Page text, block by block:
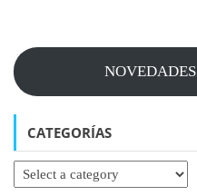
NOVEDADES
CATEGORÍAS